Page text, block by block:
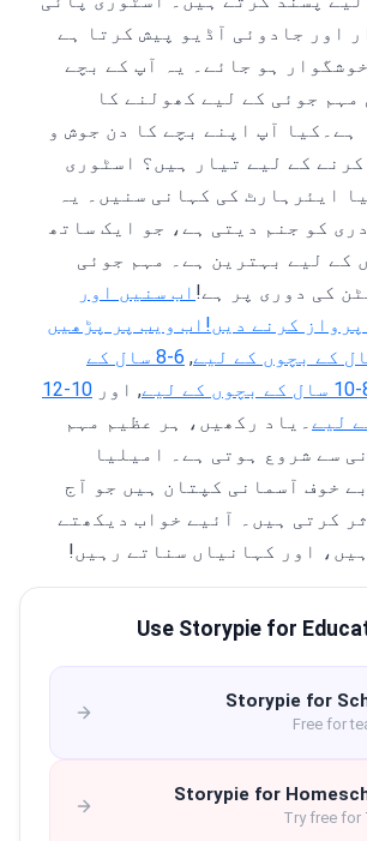
اور جادوئی آڈیو پیش کرتا ہے
ہو جائے۔ یہ آپ کے بچے
مہم جوئی کے لیے کھولنے کا
ہے۔کیا آپ اپنے بچے کا دن جوش و
کے لیے تیار ہیں؟ اسٹوری
ایئرہارٹ کی کہانی سنیں۔ یہ
کو جنم دیتی ہے، جو ایک ساتھ
کے لیے بہترین ہے۔ مہم جوئی
کی دوری پر ہے! اب سنیں اور
کرنے دیں! اب ویب پر پڑھیں
,
6-8 سال کے
کے لیے , اور
10-12
لیے۔یاد رکھیں، ہر عظیم مہم
سے شروع ہوتی ہے۔ امیلیا
خوف آسمانی کپتان ہیں جو آج
کرتی ہیں۔ آئیے خواب دیکھتے
اور کہانیاں سناتے رہیں!
Use Storypie for
Storypie for
Free for
Storypie for
Try free for